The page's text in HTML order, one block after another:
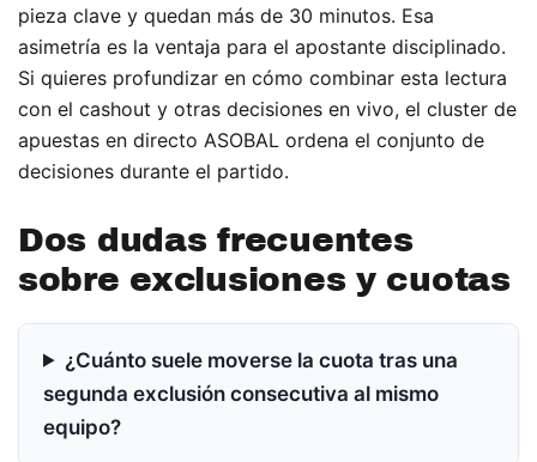
pieza clave y quedan más de 30 minutos. Esa
asimetría es la ventaja para el apostante disciplinado.
Si quieres profundizar en cómo combinar esta lectura
con el cashout y otras decisiones en vivo, el cluster de
apuestas en directo ASOBAL ordena el conjunto de
decisiones durante el partido.
Dos dudas frecuentes
sobre exclusiones y cuotas
¿Cuánto suele moverse la cuota tras una
segunda exclusión consecutiva al mismo
equipo?